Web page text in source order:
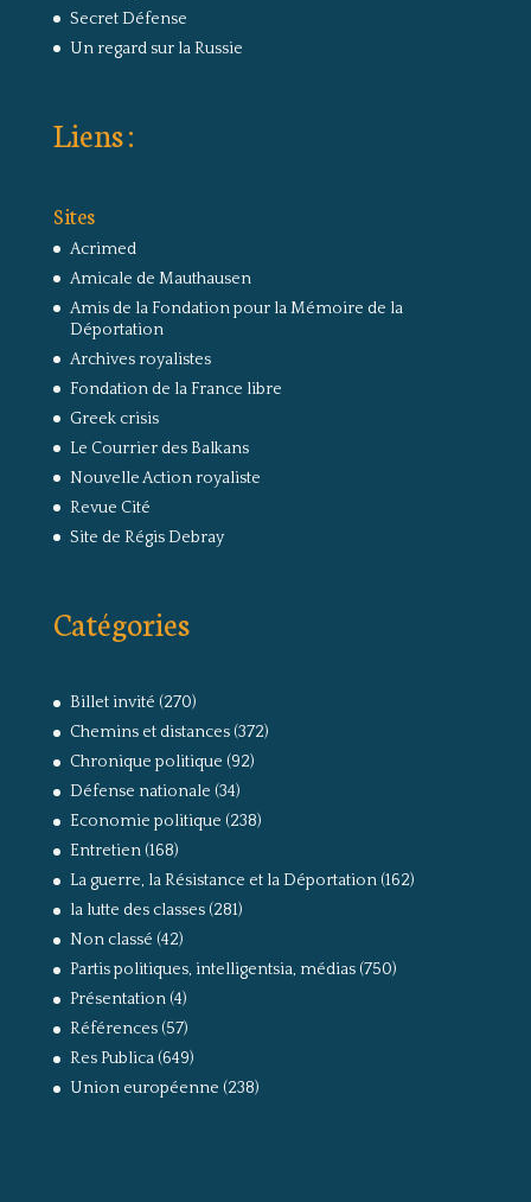
Secret Défense
Un regard sur la Russie
Liens :
Sites
Acrimed
Amicale de Mauthausen
Amis de la Fondation pour la Mémoire de la
Déportation
Archives royalistes
Fondation de la France libre
Greek crisis
Le Courrier des Balkans
Nouvelle Action royaliste
Revue Cité
Site de Régis Debray
Catégories
Billet invité (270)
Chemins et distances(372)
Chronique politique (92)
Défense nationale (34)
Economie politique (238)
Entretien(168)
La guerre, la Résistance et la Déportation(162)
la lutte des classes(281)
Non classé (42)
Partis politiques, intelligentsia, médias(750)
Présentation(4)
Références(57)
Res Publica(649)
Union européenne (238)